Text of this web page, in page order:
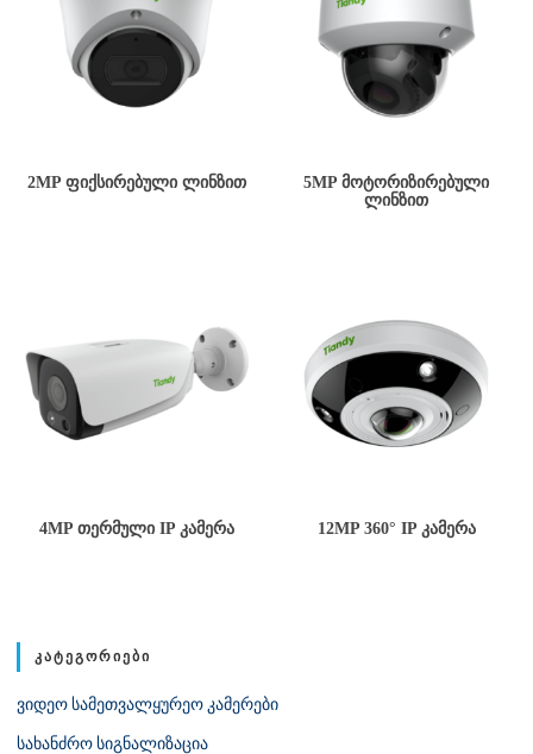
2MP ᲤᲘᲥᲡᲘᲠᲔᲑᲣᲚᲘ ᲚᲘᲜᲖᲘᲗ
5MP ᲛᲝᲢᲝᲠᲘᲖᲘᲠᲔᲑᲣᲚᲘ
ᲚᲘᲜᲖᲘᲗ
4MP ᲗᲔᲠᲛᲣᲚᲘ IP ᲙᲐᲛᲔᲠᲐ 12MP 360° IP ᲙᲐᲛᲔᲠᲐ
ᲙᲐᲢᲔᲒᲝᲠᲘᲔᲑᲘ
ვიდეო სამეთვალყურეო კამერები
სახანძრო სიგნალიზაცია